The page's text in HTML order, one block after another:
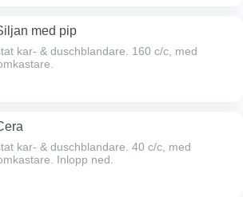
med pip
kar- & duschblandare. 160 c/c, med
kar- & duschblandare. 40 c/c, med
Inlopp ned.